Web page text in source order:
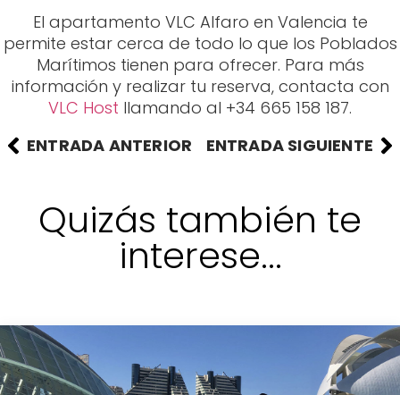
El apartamento VLC Alfaro en Valencia te
permite estar cerca de todo lo que los Poblados
Marítimos tienen para ofrecer. Para más
información y realizar tu reserva, contacta con
VLC Host llamando al +34 665 158 187.
ENTRADA ANTERIOR
ENTRADA SIGUIENTE
Quizás también te
interese...